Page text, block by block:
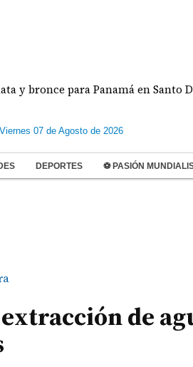
Panamá en Santo Domingo 2026
Viernes 07 de Agosto de 2026
DEPORTES ⚽ PASIÓN
de